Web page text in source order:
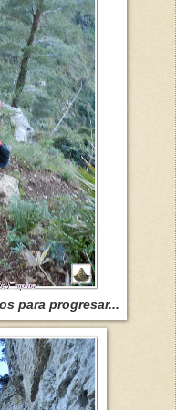
para progresar...